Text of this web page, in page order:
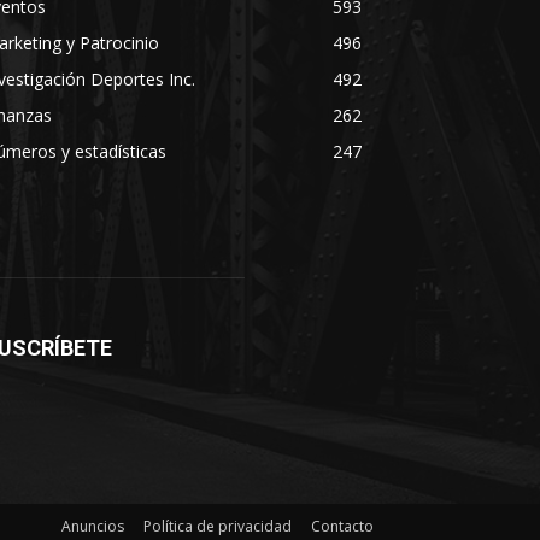
593
y Patrocinio
496
Deportes Inc.
492
262
y estadísticas
247
Anuncios Política de privacidad Contacto